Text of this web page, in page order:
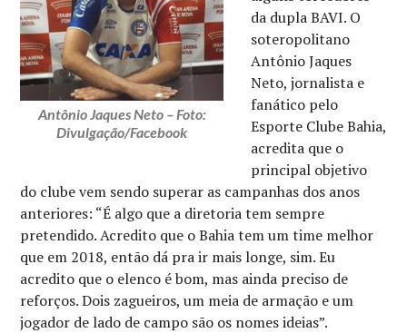
Antônio Jaques Neto – Foto:
Divulgação/Facebook
da dupla BAVI. O
soteropolitano
Antônio Jaques
Neto, jornalista e
fanático pelo
Esporte Clube Bahia,
acredita que o
principal objetivo
do clube vem sendo superar as campanhas dos anos
anteriores: “É algo que a diretoria tem sempre
pretendido. Acredito que o Bahia tem um time melhor
que em 2018, então dá pra ir mais longe, sim. Eu
acredito que o elenco é bom, mas ainda preciso de
reforços. Dois zagueiros, um meia de armação e um
jogador de lado de campo são os nomes ideias”.